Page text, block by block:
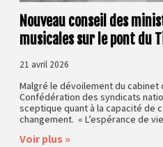
Nouveau conseil des
musicales sur le pont du
21 avril 2026
Malgré le dévoilement du
Confédération des syndicats
sceptique quant à la capacité de
changement. « L’espérance de
Voir plus »